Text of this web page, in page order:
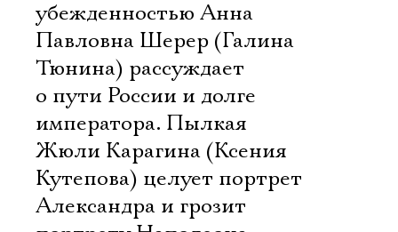
убежденностью Анна
Павловна Шерер (Галина
Тюнина) рассуждает
о пути России и долге
императора. Пылкая
Жюли Карагина (Ксения
Кутепова) целует портрет
Александра и грозит